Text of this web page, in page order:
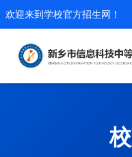
欢迎来到学校官方招生网！